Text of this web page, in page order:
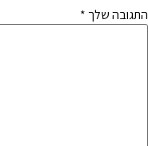
התגובה שלך *